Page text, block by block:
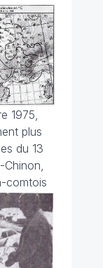
1975,
plus
du 13
comtois